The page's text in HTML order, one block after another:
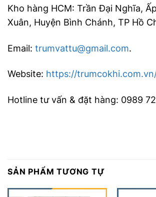
Kho hàng HCM: Trần Đại Nghĩa,
Xuân, Huyện Bình Chánh, TP Hồ
Email: trumvattu@gmail.com.
Website: https://
Hotline tư vấn & đặt hàng: 0989
SẢN PHẨM TƯƠNG TỰ